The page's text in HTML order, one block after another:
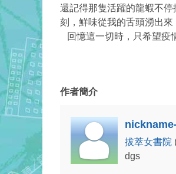
還記得那隻活躍的龍蝦不
刻，鮮味從我的舌頭湧出來
回憶這一切時，只希望疫
作者簡介
拔萃女書院
dgs